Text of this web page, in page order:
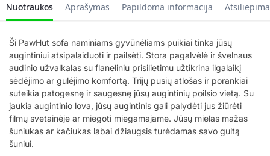
Nuotraukos Aprašymas Papildoma informacija
Ši PawHut sofa naminiams gyvūnėliams puikiai tinka jūsų
augintiniui atsipalaiduoti ir pailsėti. Stora pagalvėlė ir švelnaus
audinio užvalkalas su flaneliniu prisilietimu užtikrina ilgalaikį
sėdėjimo ar gulėjimo komfortą. Trijų pusių atlošas ir porankiai
suteikia patogesnę ir saugesnę jūsų augintinių poilsio vietą. Su
jaukia augintinio lova, jūsų augintinis gali palydėti jus žiūrėti
filmų svetainėje ar miegoti miegamajame. Jūsų mielas mažas
šuniukas ar kačiukas labai džiaugsis turėdamas savo gultą
šuniui.